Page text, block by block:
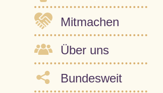
Mitmachen
Über uns
Bundesweit